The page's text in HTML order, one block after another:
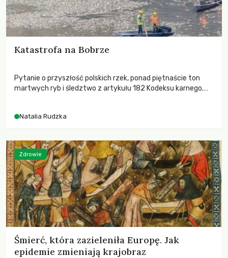
Katastrofa na Bobrze
Pytanie o przyszłość polskich rzek, ponad piętnaście ton
martwych ryb i śledztwo z artykułu 182 Kodeksu karnego.
zdarzeń prowadzących do biologicznej śmierci rzeki.
Natalia Rudzka
Śmierć, która zazieleniła Europę. Jak
epidemie zmieniają krajobraz
Zdrowie